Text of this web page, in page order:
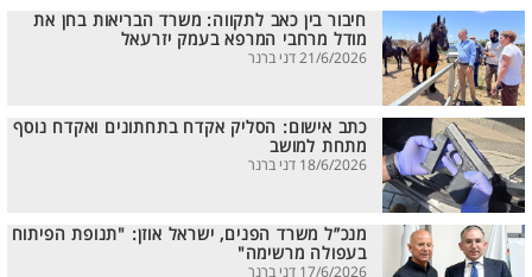
חיבור בין כאב לתקווה: משרד הבריאות בחן את
מודל מרחבי המרפא בעמק יזרעאל
21/6/2026 דני ברנר
כתב אישום: הסליק אקדח בתחתונים ואקדח נוסף
מתחת למושב
18/6/2026 דני ברנר
מנכ”ל משרד הפנים, ישראל אוזן: "תנופת הפיתוח
בעפולה מרשימה"
17/6/2026 דני ברנר